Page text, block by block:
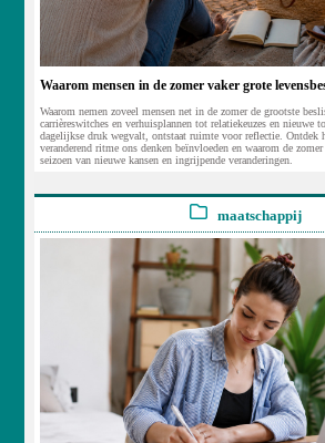
Waarom mensen in de zomer vaker grote
Waarom nemen zoveel mensen net in de zomer de grootste
carrièreswitches en verhuisplannen tot relatiekeuzes en nieuwe
dagelijkse druk wegvalt, ontstaat ruimte voor reflectie. Ontdek
veranderend ritme ons denken beïnvloeden en waarom de
seizoen van nieuwe kansen en ingrijpende veranderingen.
maatschappij